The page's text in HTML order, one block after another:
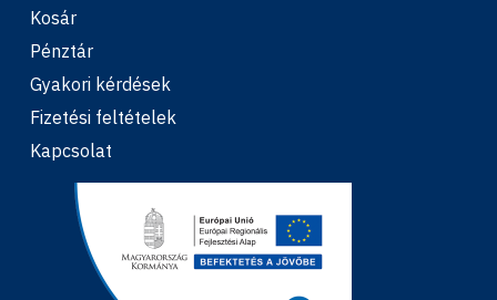
Kosár
Pénztár
Gyakori kérdések
Fizetési feltételek
Kapcsolat